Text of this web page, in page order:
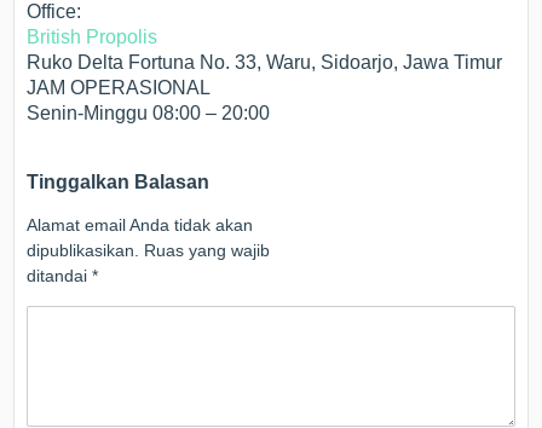
Office:
British Propolis
Ruko Delta Fortuna No. 33, Waru, Sidoarjo, Jawa Timur
JAM OPERASIONAL
Senin-Minggu 08:00 – 20:00
Tinggalkan Balasan
Alamat email Anda tidak akan
dipublikasikan.
Ruas yang wajib
ditandai*